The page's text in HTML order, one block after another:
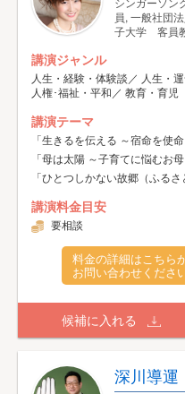
員, 一般社団
子大学 客員
講演ジャンル
人生・経験・体験談／ 人生・
人権･福祉・平和／ 教育・育児
講演テーマ
「生きるを伝える ～宿命を使
「母は太陽 ～子育てに悩むお母
「ひとつしかない故郷（ふるさ
講演料金目安
要相談
料金の詳細はこちら
お問い合わせくださ
候補に入れる
深川導運